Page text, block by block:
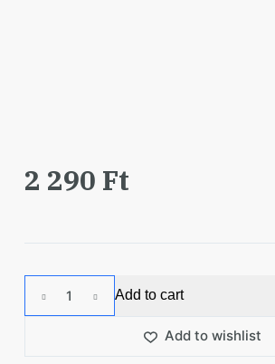
2 290 Ft
Jutalomfalat
Add to cart
Add to wishlist